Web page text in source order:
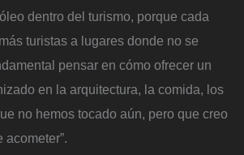
dentro del turismo, porque cada
turistas a lugares donde no se
pensar en cómo ofrecer un
en la arquitectura, la comida, los
no hemos tocado aún, pero que creo
acometer”.